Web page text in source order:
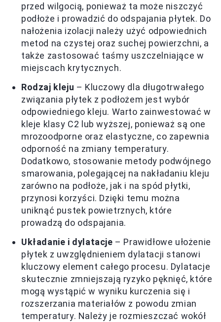
przed wilgocią, ponieważ ta może niszczyć
podłoże i prowadzić do odspajania płytek. Do
nałożenia izolacji należy użyć odpowiednich
metod na czystej oraz suchej powierzchni, a
także zastosować taśmy uszczelniające w
miejscach krytycznych.
Rodzaj kleju – Kluczowy dla długotrwałego
związania płytek z podłożem jest wybór
odpowiedniego kleju. Warto zainwestować w
kleje klasy C2 lub wyższej, ponieważ są one
mrozoodporne oraz elastyczne, co zapewnia
odporność na zmiany temperatury.
Dodatkowo, stosowanie metody podwójnego
smarowania, polegającej na nakładaniu kleju
zarówno na podłoże, jak i na spód płytki,
przynosi korzyści. Dzięki temu można
uniknąć pustek powietrznych, które
prowadzą do odspajania.
Układanie i dylatacje – Prawidłowe ułożenie
płytek z uwzględnieniem dylatacji stanowi
kluczowy element całego procesu. Dylatacje
skutecznie zmniejszają ryzyko pęknięć, które
mogą wystąpić w wyniku kurczenia się i
rozszerzania materiałów z powodu zmian
temperatury. Należy je rozmieszczać wokół